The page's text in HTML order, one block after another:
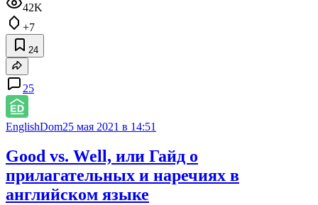
42K
+7
24
25
EnglishDom25 мая 2021 в 14:51
Good vs. Well, или Гайд о
прилагательных и наречиях в
английском языке